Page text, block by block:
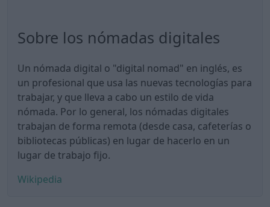
Sobre los nómadas digitales
Un nómada digital o "digital nomad" en inglés, es
un profesional que usa las nuevas tecnologías para
trabajar, y que lleva a cabo un estilo de vida
nómada. Por lo general, los nómadas digitales
trabajan de forma remota (desde casa, cafeterías o
bibliotecas públicas) en lugar de hacerlo en un
lugar de trabajo fijo.
Wikipedia